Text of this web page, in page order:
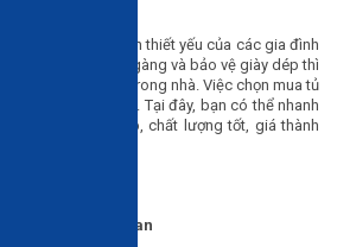
thất phòng khách thiết yếu của các gia đình
giúp sắp xếp gọn gàng và bảo vệ giày dép thì
sản phẩm trang trí trong nhà. Việc chọn mua tủ
hơn với HAVICO. Tại đây, bạn có thể nhanh
kệ giày phù hợp, chất lượng tốt, giá thành
hợp với không gian